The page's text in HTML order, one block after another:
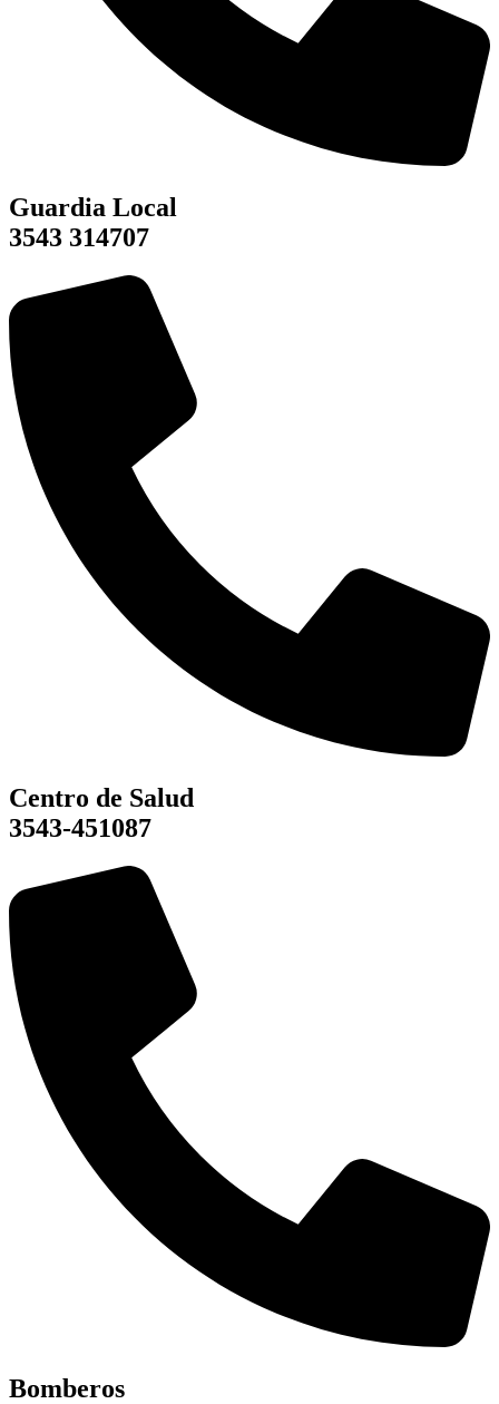
Guardia Local
3543 314707
Centro de Salud
3543-451087
Bomberos